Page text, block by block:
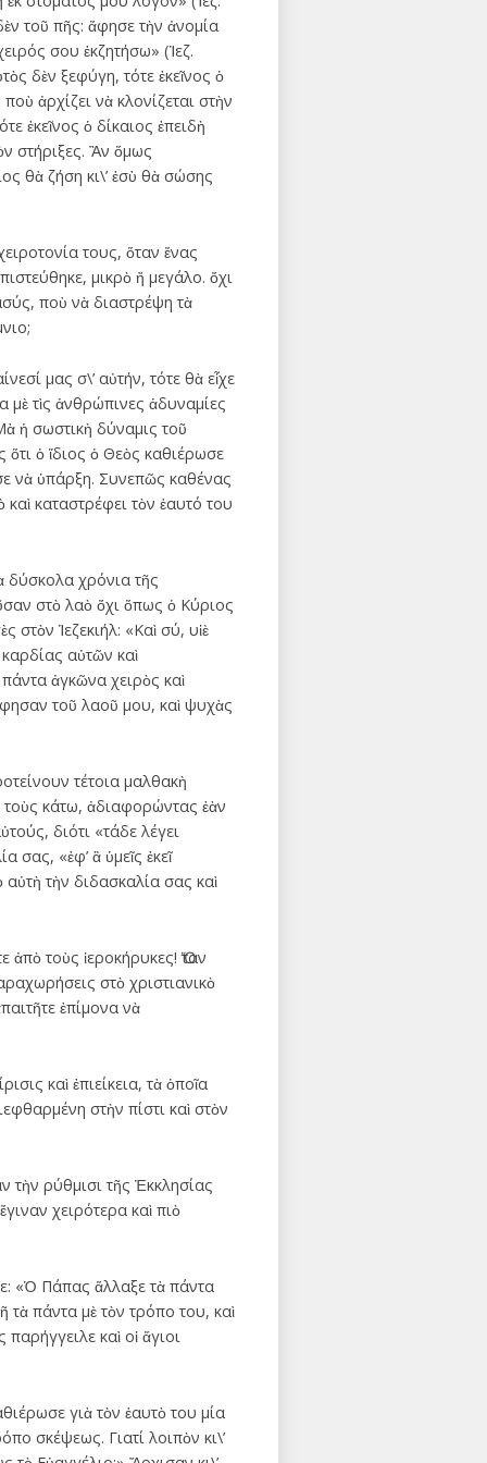
τοῦ πῆς: ἄφησε τὴν ἀνομία
σου ἐκζητήσω» (Ἰεζ.
δὲν ξεφύγη, τότε ἐκεῖνος ὁ
ἀρχίζει νὰ κλονίζεται στὴν
ἐκεῖνος ὁ δίκαιος ἐπειδὴ
στήριξες. Ἂν ὅμως
θὰ ζήση κι\’ ἐσὺ θὰ σώσης
τους, ὅταν ἕνας
μικρὸ ἤ μεγάλο. ὄχι
ποὺ νὰ διαστρέψη τὰ
μας σ\’ αὐτήν, τότε θὰ εἶχε
τὶς ἀνθρώπινες ἀδυναμίες
ἡ σωστικὴ δύναμις τοῦ
ὁ ἴδιος ὁ Θεὸς καθιέρωσε
νὰ ὑπάρξη. Συνεπῶς καθένας
καταστρέφει τὸν ἑαυτό του
δύσκολα χρόνια τῆς
στὸ λαὸ ὄχι ὅπως ὁ Κύριος
στὸν Ἰεζεκιήλ: «Καὶ σύ, υἱὲ
αὐτῶν καὶ
ἀγκῶνα χειρὸς καὶ
τοῦ λαοῦ μου, καὶ ψυχὰς
τέτοια μαλθακὴ
τοὺς κάτω, ἀδιαφορώντας ἐὰν
διότι «τάδε λέγει
«ἐφ’ ἃ ὑμεῖς ἐκεῖ
τὴν διδασκαλία σας καὶ
ἀπὸ τοὺς ἱεροκήρυκες! Ὅταν
στὸ χριστιανικὸ
ἐπίμονα νὰ
καὶ ἐπιείκεια, τὰ ὁποῖα
στὴν πίστι καὶ στὸν
ρύθμισι τῆς Ἐκκλησίας
χειρότερα καὶ πιὸ
«Ὁ Πάπας ἄλλαξε τὰ πάντα
τὰ πάντα μὲ τὸν τρόπο του, καὶ
καὶ οἱ ἅγιοι
γιὰ τὸν ἑαυτὸ του μία
σκέψεως. Γιατί λοιπὸν κι\’